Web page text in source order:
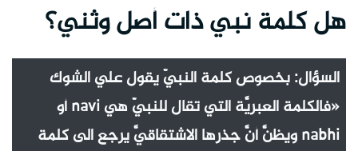
هل كلمة نبي ذات أصل وثني؟
السؤال: بخصوص كلمة النبيّ يقول علي الشوك
«فالكلمة العبريَّة التي تقال للنبيّ هي navi أو
nabhi ويظنَّ أنَّ جذرها الاشتقاقيَّ يرجع الى كلمة